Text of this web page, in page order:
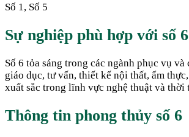
Số 1, Số 5
Sự nghiệp phù hợp với số 6
Số 6 tỏa sáng trong các ngành phục vụ và
giáo dục, tư vấn, thiết kế nội thất, ẩm
xuất sắc trong lĩnh vực nghệ thuật và thời
Thông tin phong thủy số 6